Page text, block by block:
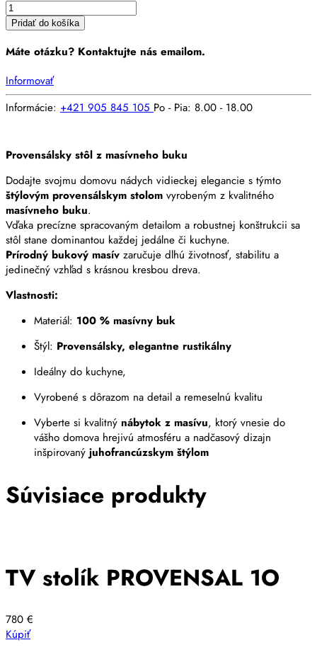
Pridať do košíka
Máte otázku? Kontaktujte nás emailom.
Informovať
Informácie: +421 905 845 105 Po - Pia: 8.00 - 18.00
Provensálsky stôl z masívneho buku
Dodajte svojmu domovu nádych vidieckej elegancie s týmto
štýlovým provensálskym stolom vyrobeným z kvalitného
masívneho buku.
Vďaka precízne spracovaným detailom a robustnej konštrukcii sa
stôl stane dominantou každej jedálne či kuchyne.
Prírodný bukový masív zaručuje dlhú životnosť, stabilitu a
jedinečný vzhľad s krásnou kresbou dreva.
Vlastnosti:
Materiál: 100 % masívny buk
Štýl: Provensálsky, elegantne rustikálny
Ideálny do kuchyne,
Vyrobené s dôrazom na detail a remeselnú kvalitu
Vyberte si kvalitný nábytok z masívu, ktorý vnesie do
vášho domova hrejivú atmosféru a nadčasový dizajn
inšpirovaný juhofrancúzskym štýlom
Súvisiace produkty
TV stolík PROVENSAL 1O
780 €
Kúpiť